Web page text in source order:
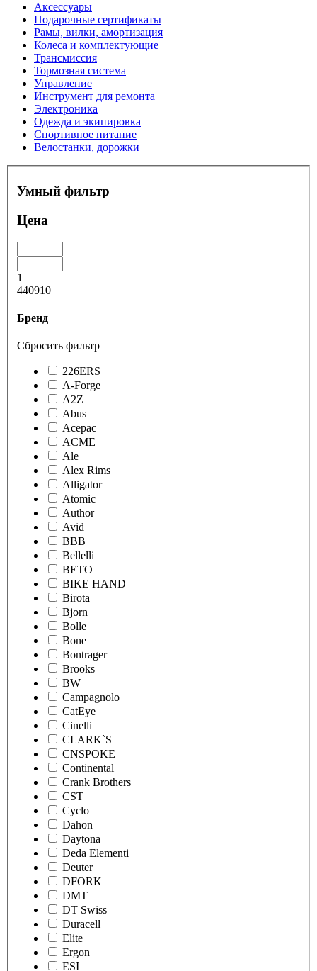
Аксессуары
Подарочные сертификаты
Рамы, вилки, амортизация
Колеса и комплектующие
Трансмиссия
Тормозная система
Управление
Инструмент для ремонта
Электроника
Одежда и экипировка
Спортивное питание
Велостанки, дорожки
Умный фильтр
Цена
1
440910
Бренд
Сбросить фильтр
226ERS
A-Forge
A2Z
Abus
Acepac
ACME
Ale
Alex Rims
Alligator
Atomic
Author
Avid
BBB
Bellelli
BETO
BIKE HAND
Birota
Bjorn
Bolle
Bone
Bontrager
Brooks
BW
Campagnolo
CatEye
Cinelli
CLARK`S
CNSPOKE
Continental
Crank Brothers
CST
Cyclo
Dahon
Daytona
Deda Elementi
Deuter
DFORK
DMT
DT Swiss
Duracell
Elite
Ergon
ESI